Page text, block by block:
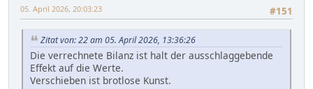
#151
05. April 2026, 20:03:23
Zitat von: 22 am 05. April 2026, 13:36:26
Die verrechnete Bilanz ist halt der ausschlaggebende
Effekt auf die Werte.
Verschieben ist brotlose Kunst.